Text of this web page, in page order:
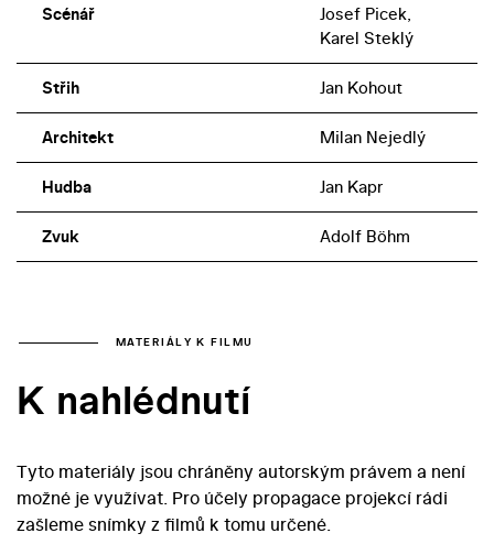
Scénář
Josef Picek,
Karel Steklý
Střih Jan Kohout
Architekt Milan Nejedlý
Hudba Jan Kapr
Zvuk Adolf Böhm
MATERIÁLY K FILMU
K nahlédnutí
Tyto materiály jsou chráněny autorským právem a není
možné je využívat. Pro účely propagace projekcí rádi
zašleme snímky z filmů k tomu určené.